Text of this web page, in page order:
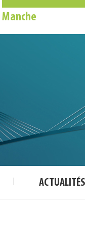
Manche
ACTUALITÉS